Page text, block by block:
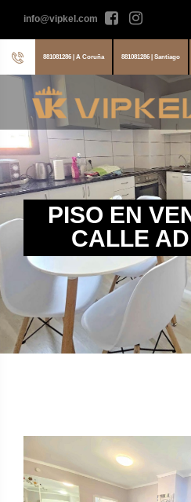
info@vipkel.com
881081286 | A Coruña 881081286 | Santiago
PISO EN
CALLE